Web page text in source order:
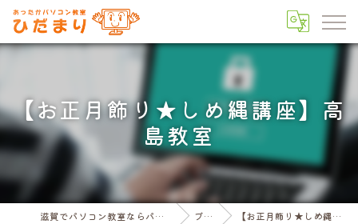
【お正月飾り★しめ縄講座】高
島教室
滋賀でパソコン教室ならパソコン教室ひだまり ブログ 【お正月飾り★しめ縄講座】高島教室